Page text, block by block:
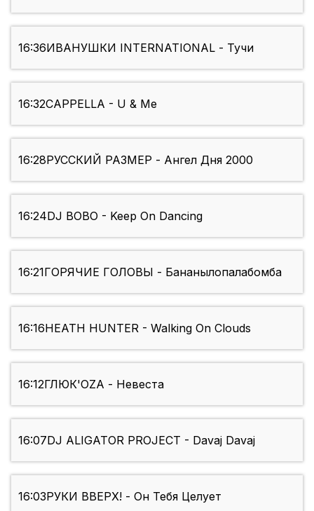
16:36ИВАНУШКИ INTERNATIONAL - Тучи
16:32CAPPELLA - U & Me
16:28РУССКИЙ РАЗМЕР - Ангел Дня 2000
16:24DJ BOBO - Keep On Dancing
16:21ГОРЯЧИЕ ГОЛОВЫ - Бананылопалабомба
16:16HEATH HUNTER - Walking On Clouds
16:12ГЛЮК'OZA - Невеста
16:07DJ ALIGATOR PROJECT - Davaj Davaj
16:03РУКИ ВВЕРХ! - Он Тебя Целует